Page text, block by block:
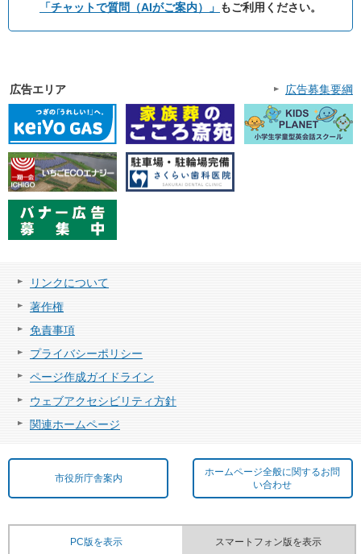
「チャットで質問（AIがご案内）」 もご利用ください。
広告エリア 広告募集要綱
リンクについて
著作権
免責事項
プライバシーポリシー
ページ作成ガイドライン
ウェブアクセシビリティ方針
関連ホームページ
市役所庁舎案内
ホームページ全般に関するお問
い合わせ
PC版を表示 スマートフォン版を表示